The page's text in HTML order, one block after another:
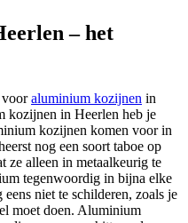
– het
vooraluminium kozijnen in
kozijnen in Heerlen heb je
kozijnen komen voor in
nog een soort taboe op
ze alleen in metaalkeurig te
tegenwoordig in bijna elke
niet te schilderen, zoals je
moet doen. Aluminium